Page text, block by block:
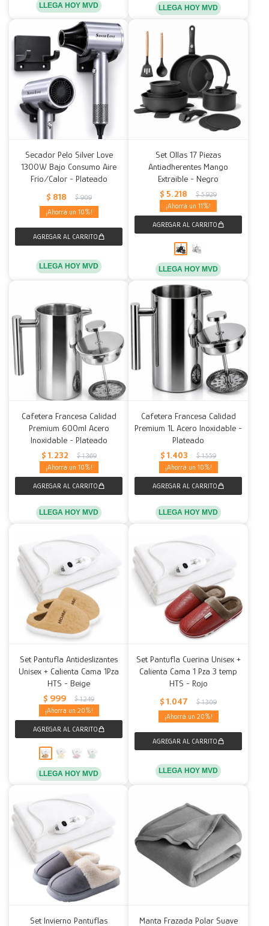
LLEGA HOY MVD LLEGA HOY MVD
Secador Pelo Silver Love
1300W Bajo Consumo Aire
Frío/Calor - Plateado
$ 818 $ 909
10
LLEGA HOY MVD
Set Ollas 17 Piezas
Antiadherentes Mango
Extraible - Negro
$ 5.218 $ 5.929
11
LLEGA HOY MVD
Cafetera Francesa Calidad
Premium 600ml Acero
Inoxidable - Plateado
$ 1.232 $ 1.369
10
LLEGA HOY MVD
Cafetera Francesa Calidad
Premium 1L Acero Inoxidable -
Plateado
$ 1.403 $ 1.559
10
LLEGA HOY MVD
Set Pantufla Antideslizantes
Unisex + Calienta Cama 1Pza
HTS - Beige
$ 999 $ 1.249
20
LLEGA HOY MVD
Set Pantufla Cuerina Unisex +
Calienta Cama 1 Pza 3 temp
HTS - Rojo
$ 1.047 $ 1.309
20
LLEGA HOY MVD
Set Invierno Pantuflas
Manta Frazada Polar Suave